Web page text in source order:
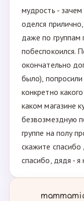
мудрость -
оделся
даже по группам
побеспокоился.
окончательно
было),
конкретно
каком магазине
безвозмездную
группе на полу
скажите
спасибо, дядя - я